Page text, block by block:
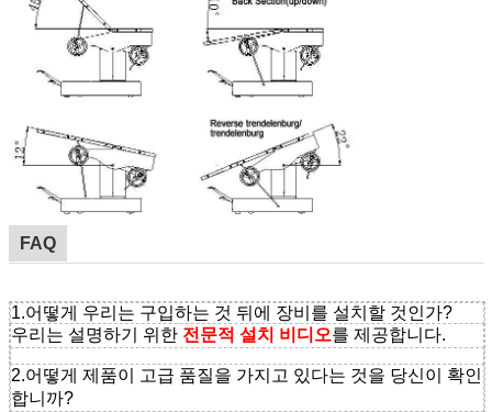
FAQ
1.어떻게 우리는 구입하는 것 뒤에 장비를 설치할 것인가?
우리는 설명하기 위한 전문적 설치 비디오를 제공합니다.
2.어떻게 제품이 고급 품질을 가지고 있다는 것을 당신이 확인
합니까?